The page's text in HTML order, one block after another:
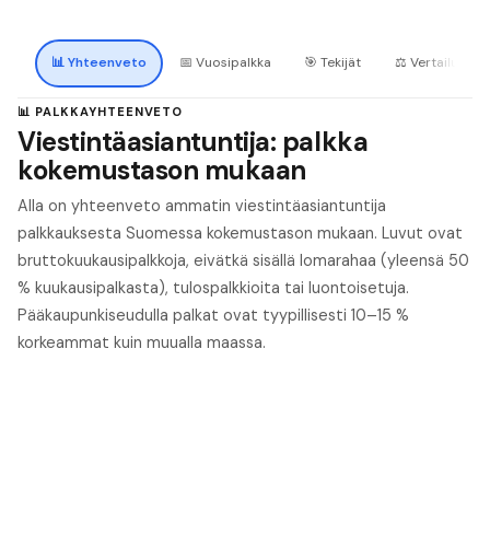
📊Yhteenveto 📅 Vuosipalkka 🎯 Tekijät ⚖️ Vertailu
📊 PALKKAYHTEENVETO
Viestintäasiantuntija: palkka
kokemustason mukaan
Alla on yhteenveto ammatin viestintäasiantuntija
palkkauksesta Suomessa kokemustason mukaan. Luvut ovat
bruttokuukausipalkkoja, eivätkä sisällä lomarahaa (yleensä 50
% kuukausipalkasta), tulospalkkioita tai luontoisetuja.
Pääkaupunkiseudulla palkat ovat tyypillisesti 10–15 %
korkeammat kuin muualla maassa.